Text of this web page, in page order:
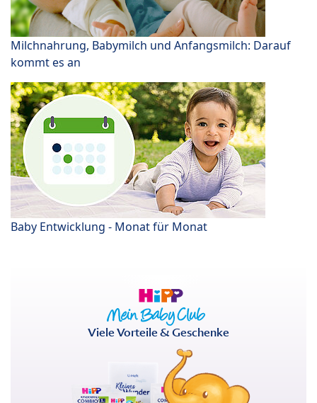
Milchnahrung, Babymilch und Anfangsmilch: Darauf
kommt es an
Baby Entwicklung - Monat für Monat
Viele Vorteile & Geschenke